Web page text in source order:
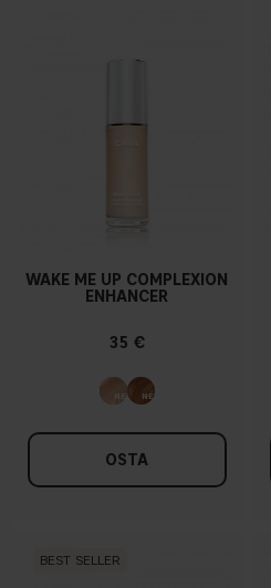
WAKE ME UP COMPLEXION
ENHANCER
35 €
OSTA
BEST SELLER